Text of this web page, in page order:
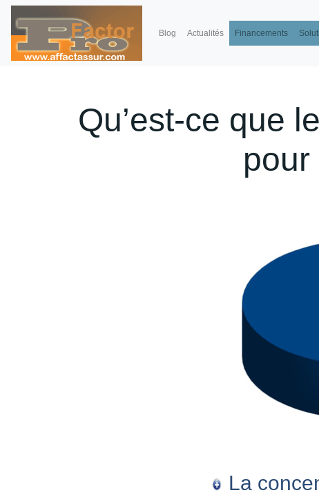
Blog Actualités Financements
Qu’est-ce que
pour
La